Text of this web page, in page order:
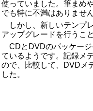
使っていました。筆まめ
でも特に不満はありません
しかし、新しいテンプ
アップグレードを行うこ
CDとDVDのパッケー
ているようです。記録メ
ので、比較して、DVDメ
した。